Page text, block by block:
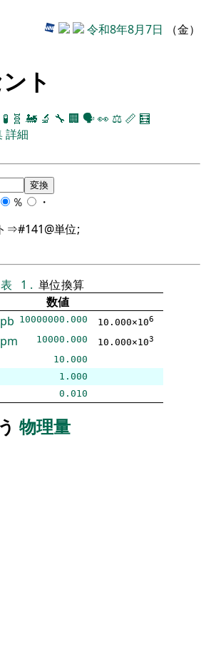
令和8年8月7日 （金）
ト
🧪 🧬 🚂 🔬 🔧 🏢 🗣️👀 ⚖️ 📏 🧮
詳細
％
・
⇒#141@単位;
表 1 . 単位換算
数値
10000000.000 10.000×106
10000.000 10.000×103
10.000
1.000
0.010
物理量